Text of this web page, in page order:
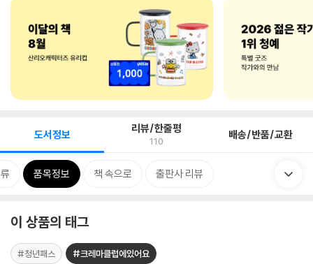
도서정보 리뷰/한줄평
110 배송/반품/교환
품목정보 책 속으로 출판사 리뷰
이 상품의 태그
#청년패스 #크레마클럽에있어요